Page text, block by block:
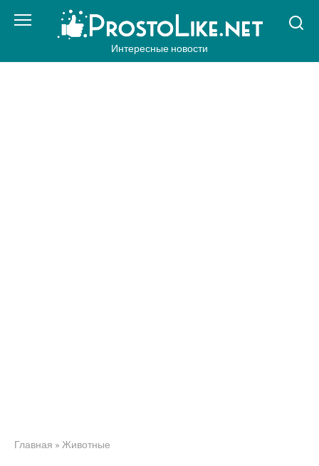
Интересные новости
Главная » Животные